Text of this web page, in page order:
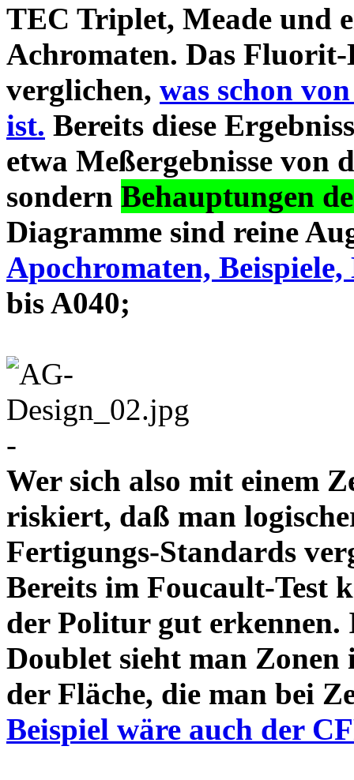
TEC Triplet, Meade und
Achromaten. Das
verglichen, was schon
ist. Bereits diese
etwa Meßergebnisse von
sondern Behauptungen
Diagramme sind reine
Apochromaten, Beispiele,
bis A040;
-
Wer sich also mit einem
riskiert, daß man
Fertigungs-Standards
Bereits im Foucault-Test
der Politur gut
Doublet sieht man Zonen
der Fläche, die man bei
Beispiel wäre auch der